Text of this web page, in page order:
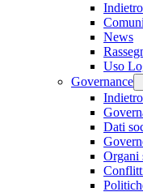
Indietro
News
Uso
Governance
Indietro
Dati
Organi